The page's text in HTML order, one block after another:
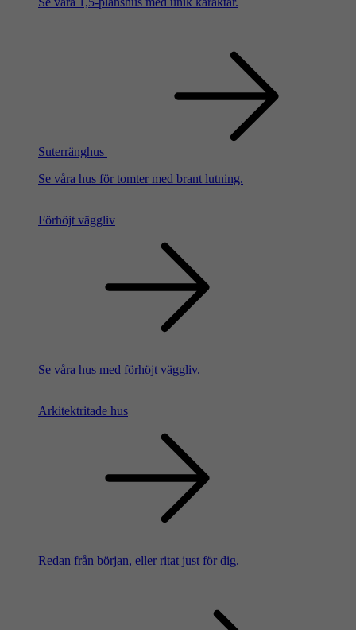
Suterränghus
Se våra hus för tomter med brant lutning.
Förhöjt väggliv
Se våra hus med förhöjt väggliv.
Arkitektritade hus
Redan från början, eller ritat just för dig.